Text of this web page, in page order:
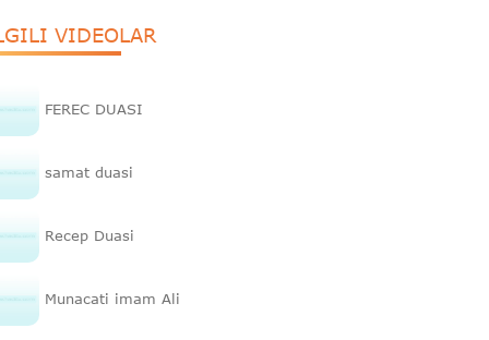
VIDEOLAR
FEREC DUASI
samat duasi
Recep Duasi
Munacati imam Ali